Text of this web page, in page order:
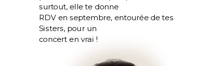
surtout, elle te donne
RDV en septembre, entourée de tes
Sisters, pour un
concert en vrai !